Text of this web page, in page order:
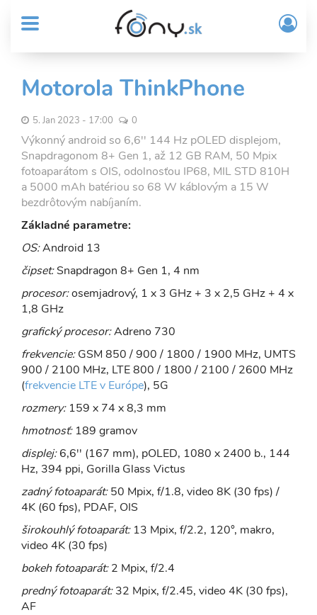
obsah
MENU
Sub
Header
menu
User
account
menu
/
Motorola ThinkPhone
5. Jan 2023 - 17:00 0
Výkonný android so 6,6'' 144 Hz pOLED displejom,
Snapdragonom 8+ Gen 1, až 12 GB RAM, 50 Mpix
fotoaparátom s OIS, odolnosťou IP68, MIL STD 810H
a 5000 mAh batériou so 68 W káblovým a 15 W
bezdrôtovým nabíjaním.
Základné parametre:
OS:Android 13
čipset:Snapdragon 8+ Gen 1, 4 nm
procesor:osemjadrový, 1 x 3 GHz + 3 x 2,5 GHz + 4 x
1,8 GHz
grafický procesor:Adreno 730
frekvencie:GSM 850 / 900 / 1800 / 1900 MHz, UMTS
900 / 2100 MHz, LTE 800 / 1800 / 2100 / 2600 MHz
(frekvencie LTE v Európe), 5G
rozmery: 159 x 74 x 8,3 mm
hmotnosť:189 gramov
displej:6,6'' (167 mm), pOLED, 1080 x 2400 b., 144
Hz, 394 ppi, Gorilla Glass Victus
zadný fotoaparát:50 Mpix, f/1.8, video 8K (30 fps) /
4K (60 fps), PDAF, OIS
širokouhlý fotoaparát:13 Mpix, f/2.2, 120°, makro,
video 4K (30 fps)
bokeh fotoaparát:2 Mpix, f/2.4
predný fotoaparát:32 Mpix, f/2.45, video 4K (30 fps),
AF